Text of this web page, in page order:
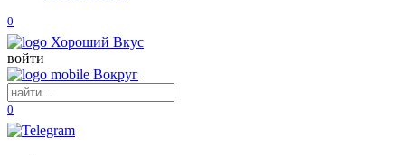
0
войти
0